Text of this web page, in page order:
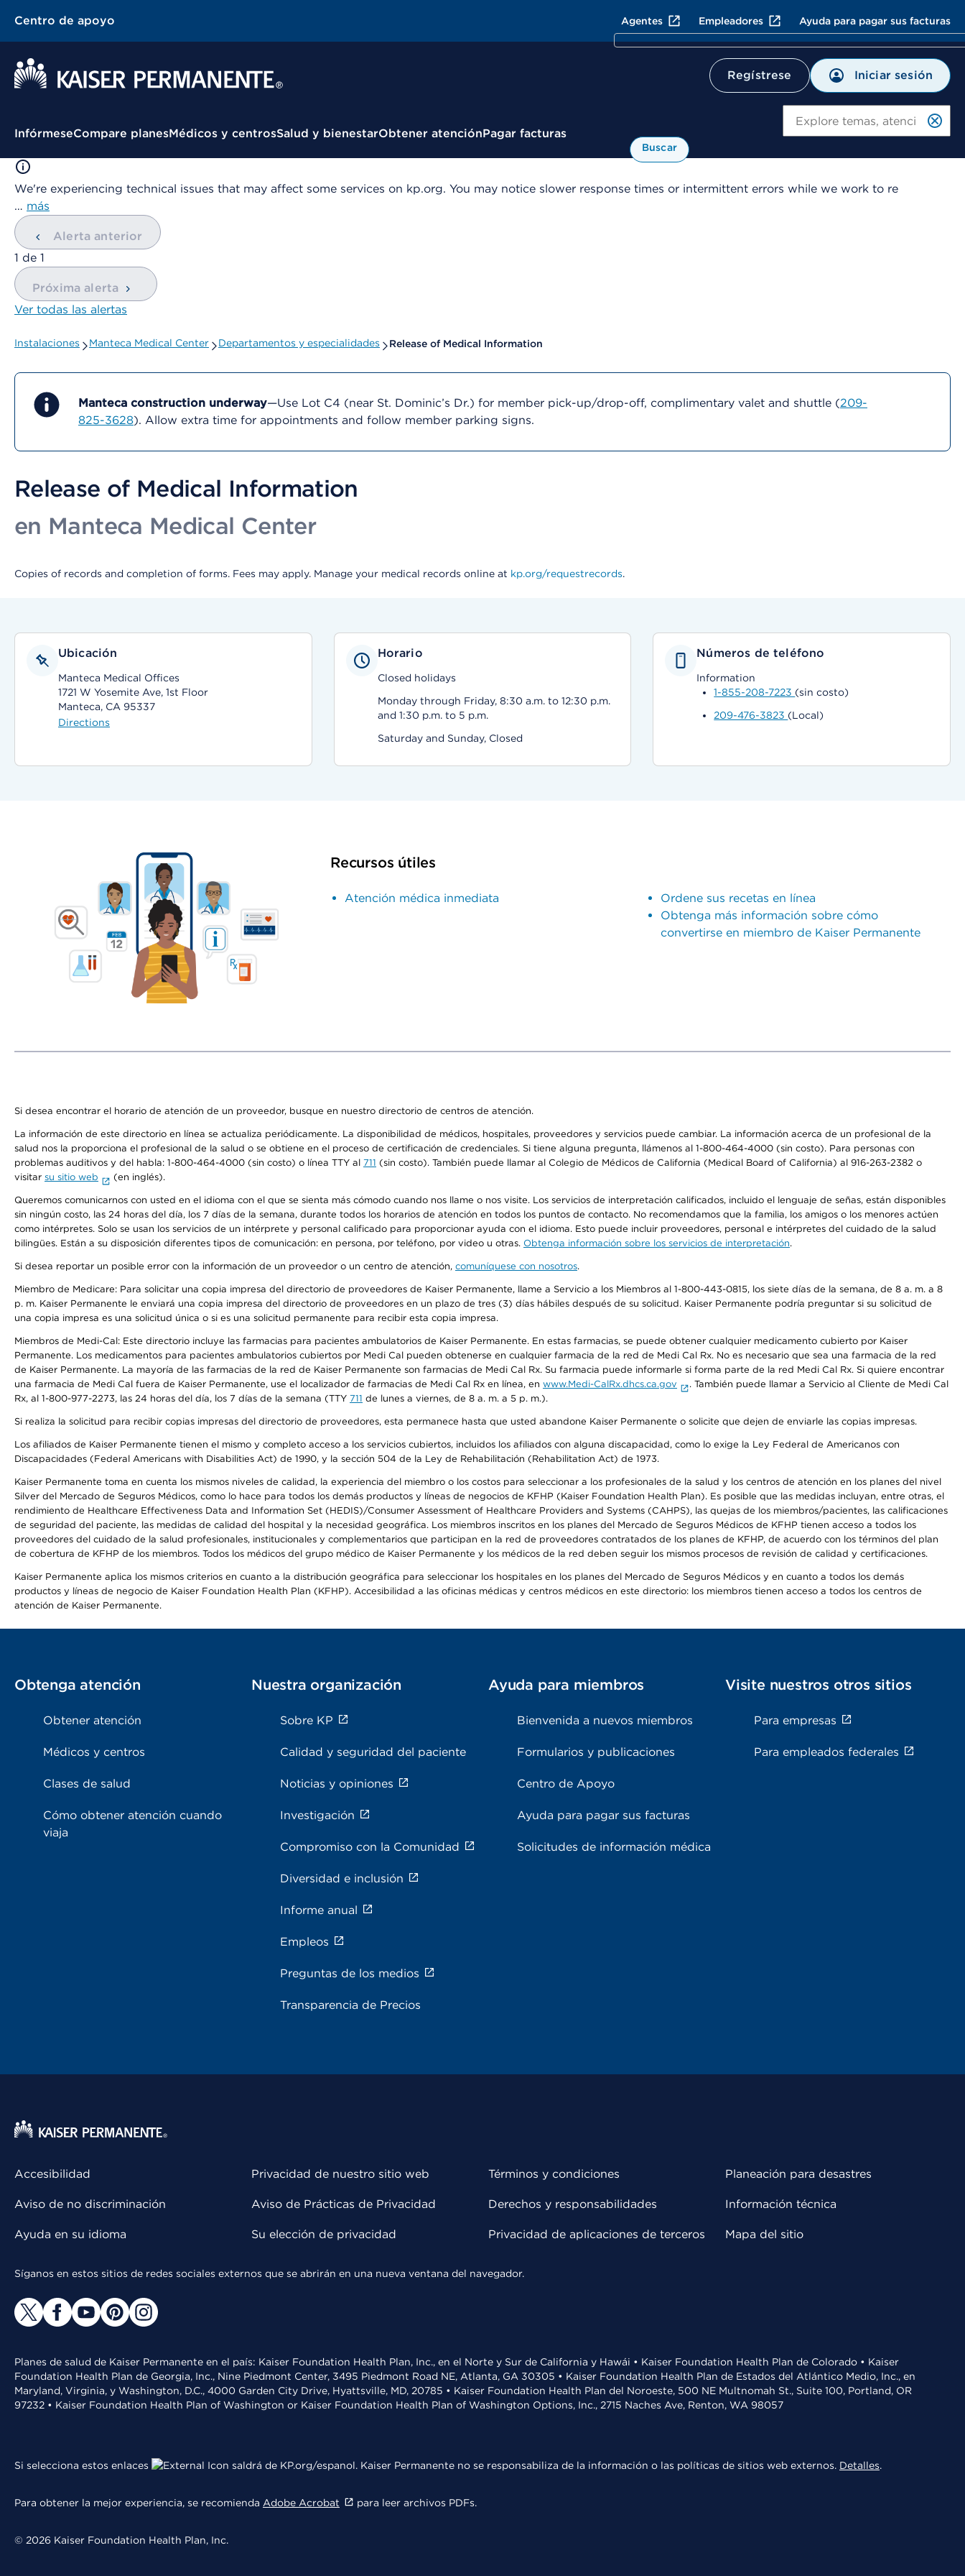
Centro de apoyo Agentes Empleadores Ayuda para pagar sus facturas
Regístrese Iniciar sesión
Menú contextual
InfórmeseCompare planesMédicos y centrosSalud y bienestarObtener atenciónPagar facturas
Buscar
We're experiencing technical issues that may affect some services on kp.org. You may notice slower response times or intermittent errors while we work to re
… más
Alerta anterior
mostrando
1 de 1
Próxima alerta
Ver todas las alertas
Instalaciones Manteca Medical Center Departamentos y especialidades Release of Medical Information
Manteca construction underway—Use Lot C4 (near St. Dominic’s Dr.) for member pick-up/drop-off, complimentary valet and shuttle (209-
825-3628). Allow extra time for appointments and follow member parking signs.
Release of Medical Information
en Manteca Medical Center
Copies of records and completion of forms. Fees may apply. Manage your medical records online at kp.org/requestrecords.
Ubicación
Manteca Medical Offices
1721 W Yosemite Ave, 1st Floor
Manteca, CA 95337
Directions
Horario
Closed holidays
Monday through Friday, 8:30 a.m. to 12:30 p.m.
and 1:30 p.m. to 5 p.m.
Saturday and Sunday, Closed
Números de teléfono
Information
1-855-208-7223 (sin costo)
209-476-3823 (Local)
Recursos útiles
Atención médica inmediata
Ordene sus recetas en línea
Obtenga más información sobre cómo
convertirse en miembro de Kaiser Permanente
Si desea encontrar el horario de atención de un proveedor, busque en nuestro directorio de centros de atención.
La información de este directorio en línea se actualiza periódicamente. La disponibilidad de médicos, hospitales, proveedores y servicios puede cambiar. La información acerca de un profesional de la
salud nos la proporciona el profesional de la salud o se obtiene en el proceso de certificación de credenciales. Si tiene alguna pregunta, llámenos al 1-800-464-4000 (sin costo). Para personas con
problemas auditivos y del habla: 1-800-464-4000 (sin costo) o línea TTY al 711 (sin costo). También puede llamar al Colegio de Médicos de California (Medical Board of California) al 916-263-2382 o
visitar su sitio web (en inglés).
Queremos comunicarnos con usted en el idioma con el que se sienta más cómodo cuando nos llame o nos visite. Los servicios de interpretación calificados, incluido el lenguaje de señas, están disponibles
sin ningún costo, las 24 horas del día, los 7 días de la semana, durante todos los horarios de atención en todos los puntos de contacto. No recomendamos que la familia, los amigos o los menores actúen
como intérpretes. Solo se usan los servicios de un intérprete y personal calificado para proporcionar ayuda con el idioma. Esto puede incluir proveedores, personal e intérpretes del cuidado de la salud
bilingües. Están a su disposición diferentes tipos de comunicación: en persona, por teléfono, por video u otras. Obtenga información sobre los servicios de interpretación.
Si desea reportar un posible error con la información de un proveedor o un centro de atención, comuníquese con nosotros.
Miembro de Medicare: Para solicitar una copia impresa del directorio de proveedores de Kaiser Permanente, llame a Servicio a los Miembros al 1-800-443-0815, los siete días de la semana, de 8 a. m. a 8
p. m. Kaiser Permanente le enviará una copia impresa del directorio de proveedores en un plazo de tres (3) días hábiles después de su solicitud. Kaiser Permanente podría preguntar si su solicitud de
una copia impresa es una solicitud única o si es una solicitud permanente para recibir esta copia impresa.
Miembros de Medi-Cal: Este directorio incluye las farmacias para pacientes ambulatorios de Kaiser Permanente. En estas farmacias, se puede obtener cualquier medicamento cubierto por Kaiser
Permanente. Los medicamentos para pacientes ambulatorios cubiertos por Medi Cal pueden obtenerse en cualquier farmacia de la red de Medi Cal Rx. No es necesario que sea una farmacia de la red
de Kaiser Permanente. La mayoría de las farmacias de la red de Kaiser Permanente son farmacias de Medi Cal Rx. Su farmacia puede informarle si forma parte de la red Medi Cal Rx. Si quiere encontrar
una farmacia de Medi Cal fuera de Kaiser Permanente, use el localizador de farmacias de Medi Cal Rx en línea, en www.Medi-CalRx.dhcs.ca.gov
. También puede llamar a Servicio al Cliente de Medi Cal
Rx, al 1-800-977-2273, las 24 horas del día, los 7 días de la semana (TTY 711 de lunes a viernes, de 8 a. m. a 5 p. m.).
Si realiza la solicitud para recibir copias impresas del directorio de proveedores, esta permanece hasta que usted abandone Kaiser Permanente o solicite que dejen de enviarle las copias impresas.
Los afiliados de Kaiser Permanente tienen el mismo y completo acceso a los servicios cubiertos, incluidos los afiliados con alguna discapacidad, como lo exige la Ley Federal de Americanos con
Discapacidades (Federal Americans with Disabilities Act) de 1990, y la sección 504 de la Ley de Rehabilitación (Rehabilitation Act) de 1973.
Kaiser Permanente toma en cuenta los mismos niveles de calidad, la experiencia del miembro o los costos para seleccionar a los profesionales de la salud y los centros de atención en los planes del nivel
Silver del Mercado de Seguros Médicos, como lo hace para todos los demás productos y líneas de negocios de KFHP (Kaiser Foundation Health Plan). Es posible que las medidas incluyan, entre otras, el
rendimiento de Healthcare Effectiveness Data and Information Set (HEDIS)/Consumer Assessment of Healthcare Providers and Systems (CAHPS), las quejas de los miembros/pacientes, las calificaciones
de seguridad del paciente, las medidas de calidad del hospital y la necesidad geográfica. Los miembros inscritos en los planes del Mercado de Seguros Médicos de KFHP tienen acceso a todos los
proveedores del cuidado de la salud profesionales, institucionales y complementarios que participan en la red de proveedores contratados de los planes de KFHP, de acuerdo con los términos del plan
de cobertura de KFHP de los miembros. Todos los médicos del grupo médico de Kaiser Permanente y los médicos de la red deben seguir los mismos procesos de revisión de calidad y certificaciones.
Kaiser Permanente aplica los mismos criterios en cuanto a la distribución geográfica para seleccionar los hospitales en los planes del Mercado de Seguros Médicos y en cuanto a todos los demás
productos y líneas de negocio de Kaiser Foundation Health Plan (KFHP). Accesibilidad a las oficinas médicas y centros médicos en este directorio: los miembros tienen acceso a todos los centros de
atención de Kaiser Permanente.
Obtenga atención
Obtener atención
Médicos y centros
Clases de salud
Cómo obtener atención cuando
viaja
Nuestra organización
Sobre KP
Calidad y seguridad del paciente
Noticias y opiniones
Investigación
Compromiso con la Comunidad
Diversidad e inclusión
Informe anual
Empleos
Preguntas de los medios
Transparencia de Precios
Ayuda para miembros
Bienvenida a nuevos miembros
Formularios y publicaciones
Centro de Apoyo
Ayuda para pagar sus facturas
Solicitudes de información médica
Visite nuestros otros sitios
Para empresas
Para empleados federales
Accesibilidad
Aviso de no discriminación
Ayuda en su idioma
Privacidad de nuestro sitio web
Aviso de Prácticas de Privacidad
Su elección de privacidad
Términos y condiciones
Derechos y responsabilidades
Privacidad de aplicaciones de terceros
Planeación para desastres
Información técnica
Mapa del sitio
Síganos en estos sitios de redes sociales externos que se abrirán en una nueva ventana del navegador.
Planes de salud de Kaiser Permanente en el país: Kaiser Foundation Health Plan, Inc., en el Norte y Sur de California y Hawái • Kaiser Foundation Health Plan de Colorado • Kaiser
Foundation Health Plan de Georgia, Inc., Nine Piedmont Center, 3495 Piedmont Road NE, Atlanta, GA 30305 • Kaiser Foundation Health Plan de Estados del Atlántico Medio, Inc., en
Maryland, Virginia, y Washington, D.C., 4000 Garden City Drive, Hyattsville, MD, 20785 • Kaiser Foundation Health Plan del Noroeste, 500 NE Multnomah St., Suite 100, Portland, OR
97232 • Kaiser Foundation Health Plan of Washington or Kaiser Foundation Health Plan of Washington Options, Inc., 2715 Naches Ave, Renton, WA 98057
Si selecciona estos enlaces saldrá de KP.org/espanol. Kaiser Permanente no se responsabiliza de la información o las políticas de sitios web externos. Detalles.
Para obtener la mejor experiencia, se recomienda Adobe Acrobat para leer archivos PDFs.
© 2026 Kaiser Foundation Health Plan, Inc.